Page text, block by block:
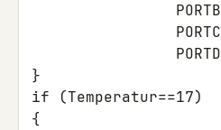
PORTB
PORTC
PORTD
}
if
(Temperatur==17)
{